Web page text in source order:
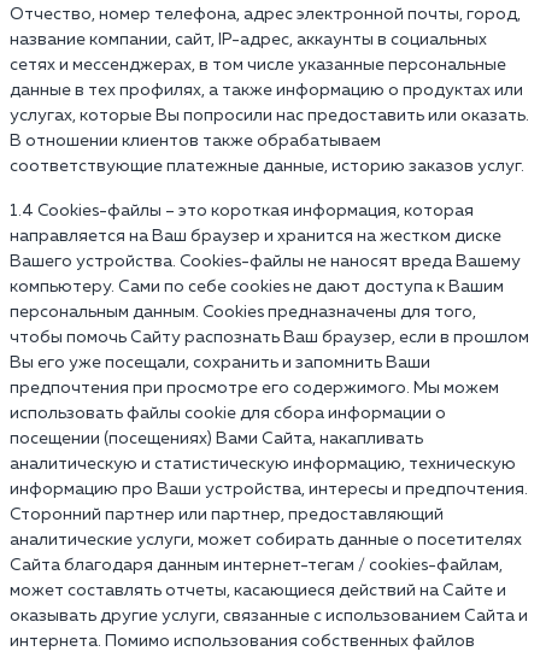
Отчество, номер телефона, адрес электронной почты, город,
название компании, сайт, IP-адрес, аккаунты в социальных
сетях и мессенджерах, в том числе указанные персональные
данные в тех профилях, а также информацию о продуктах или
услугах, которые Вы попросили нас предоставить или оказать.
В отношении клиентов также обрабатываем
соответствующие платежные данные, историю заказов услуг.
1.4 Cookies-файлы – это короткая информация, которая
направляется на Ваш браузер и хранится на жестком диске
Вашего устройства. Cookies-файлы не наносят вреда Вашему
компьютеру. Сами по себе cookies не дают доступа к Вашим
персональным данным. Cookies предназначены для того,
чтобы помочь Сайту распознать Ваш браузер, если в прошлом
Вы его уже посещали, сохранить и запомнить Ваши
предпочтения при просмотре его содержимого. Мы можем
использовать файлы cookie для сбора информации о
посещении (посещениях) Вами Сайта, накапливать
аналитическую и статистическую информацию, техническую
информацию про Ваши устройства, интересы и предпочтения.
Сторонний партнер или партнер, предоставляющий
аналитические услуги, может собирать данные о посетителях
Сайта благодаря данным интернет-тегам / cookies-файлам,
может составлять отчеты, касающиеся действий на Сайте и
оказывать другие услуги, связанные с использованием Сайта и
интернета. Помимо использования собственных файлов